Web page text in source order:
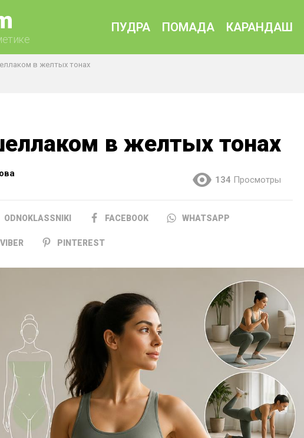
ПУДРА ПОМАДА КАРАНДАШ
в желтых тонах
в желтых тонах
134 Просмотры
ODNOKLASSNIKI FACEBOOK WHATSAPP
VIBER PINTEREST